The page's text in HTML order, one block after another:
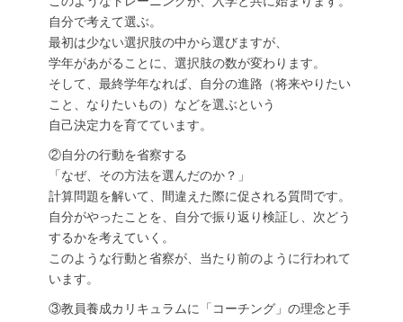
自分で考えて選ぶ。
最初は少ない選択肢の中から選びますが、
学年があがることに、選択肢の数が変わります。
そして、最終学年なれば、自分の進路（将来やりたい
こと、なりたいもの）などを選ぶという
自己決定力を育てています。
②自分の行動を省察する
「なぜ、その方法を選んだのか？」
計算問題を解いて、間違えた際に促される質問です。
自分がやったことを、自分で振り返り検証し、次どう
するかを考えていく。
このような行動と省察が、当たり前のように行われて
います。
③教員養成カリキュラムに「コーチング」の理念と手